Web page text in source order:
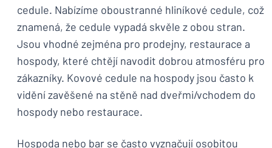
cedule. Nabízíme oboustranné hliníkové cedule, což
znamená, že cedule vypadá skvěle z obou stran.
Jsou vhodné zejména pro prodejny, restaurace a
hospody, které chtějí navodit dobrou atmosféru pro
zákazníky. Kovové cedule na hospody jsou často k
vidění zavěšené na stěně nad dveřmi/vchodem do
hospody nebo restaurace.
Hospoda nebo bar se často vyznačují osobitou